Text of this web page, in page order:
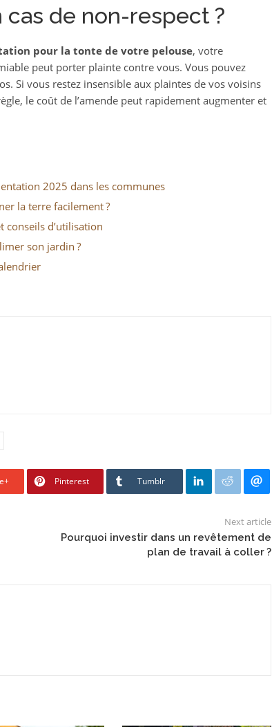
de non-respect ?
pour la tonte de votre pelouse, votre
peut porter plainte contre vous. Vous pouvez
Si vous restez insensible aux plaintes de vos voisins
le coût de l’amende peut rapidement augmenter et
2025 dans les communes
la terre facilement ?
conseils d’utilisation
son jardin ?
Pinterest Tumblr
Next article
Pourquoi investir dans un revêtement de
plan de travail à coller ?